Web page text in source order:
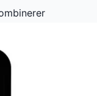
for lavt resultat
du er ædru og
gør det nemt at